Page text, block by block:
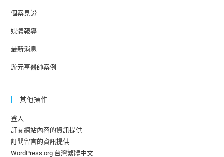
個案見證
媒體報導
最新消息
游元亨醫師案例
其他操作
登入
訂閱網站內容的資訊提供
訂閱留言的資訊提供
WordPress.org 台灣繁體中文